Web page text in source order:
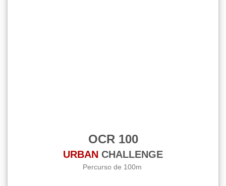
OCR 100
URBAN CHALLENGE
Percurso de 100m